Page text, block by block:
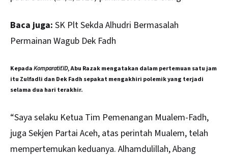
Baca juga: SK Plt Sekda Alhudri Bermasalah
Permainan Wagub Dek Fadh
KepadaKomparatif.ID, Abu Razak mengatakan dalam pertemuan satu jam
itu Zulfadli dan Dek Fadh sepakat mengakhiri polemik yang terjadi
selama dua hari terakhir.
“Saya selaku Ketua Tim Pemenangan Mualem-Fadh,
juga Sekjen Partai Aceh, atas perintah Mualem, telah
mempertemukan keduanya. Alhamdulillah, Abang